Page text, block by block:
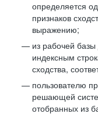
определяется
признаков
выражению;
из рабочей
индексным
сходства,
пользователю
решающей
отобранных из